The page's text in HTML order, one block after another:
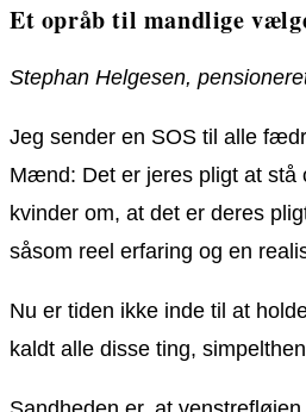
Et opråb til mandlige
Stephan Helgesen,
Jeg sender en SOS til alle
Mænd: Det er jeres pligt at
kvinder om, at det er deres
såsom reel erfaring og en
Nu er tiden ikke inde til at
kaldt alle disse ting,